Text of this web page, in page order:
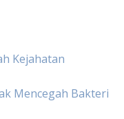
Kejahatan
Mencegah Bakteri